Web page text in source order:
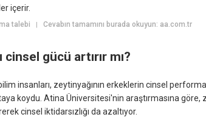
içerir.
talebi | Cevabın tamamını burada okuyun: aa.com.tr
cinsel gücü artırır mı?
insanları, zeytinyağının erkeklerin cinsel
koydu. Atina Üniversitesi'nin araştırmasına
cinsel iktidarsızlığı da azaltıyor.